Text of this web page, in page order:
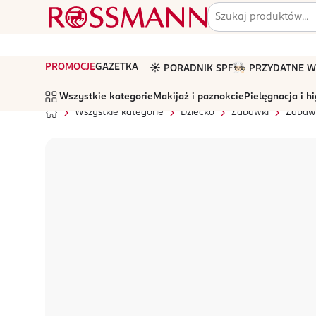
PROMOCJEGAZETKA ☀️ PORADNIK SPF🧑🏻‍🍳 PRZYDATNE
Wszystkie kategorie Makijaż i paznokcie Pielęgnacja i
Wszystkie kategorie
Dziecko Zabawki